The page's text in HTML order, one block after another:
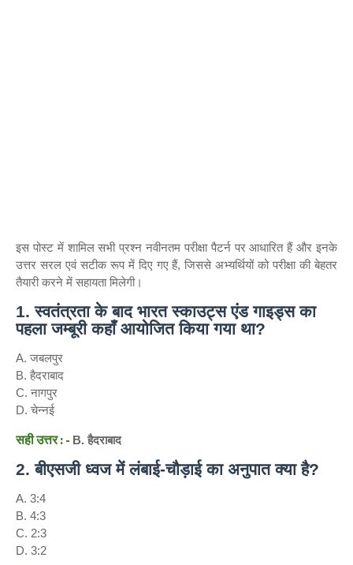
इस पोस्ट में शामिल सभी प्रश्न नवीनतम परीक्षा पैटर्न पर आधारित हैं और इनके
उत्तर सरल एवं सटीक रूप में दिए गए हैं, जिससे अभ्यर्थियों को परीक्षा की बेहतर
तैयारी करने में सहायता मिलेगी।
1. स्वतंत्रता के बाद भारत स्काउट्स एंड गाइड्स का
पहला जम्बूरी कहाँ आयोजित किया गया था?
A. जबलपुर
B. हैदराबाद
C. नागपुर
D. चेन्नई
सही उत्तर : - B. हैदराबाद
2. बीएसजी ध्वज में लंबाई-चौड़ाई का अनुपात क्या है?
A. 3:4
B. 4:3
C. 2:3
D. 3:2